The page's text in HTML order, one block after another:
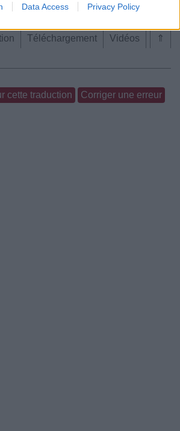
Data Access Privacy Policy
Chanson sans vidéo
⇑
Téléchargement
Vidéos
cette traduction Corriger une erreur